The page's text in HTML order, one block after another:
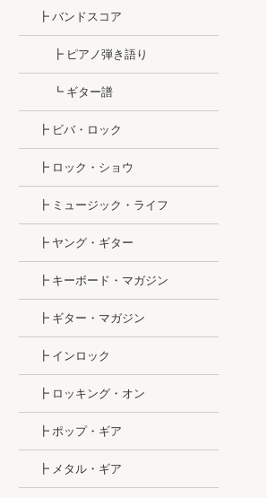
┣ バンドスコア
┣ ピアノ弾き語り
┗ ギター譜
┣ ビバ・ロック
┣ ロック・ショウ
┣ ミュージック・ライフ
┣ ヤング・ギター
┣ キーボード・マガジン
┣ ギター・マガジン
┣ インロック
┣ ロッキング・オン
┣ ポップ・ギア
┣ メタル・ギア